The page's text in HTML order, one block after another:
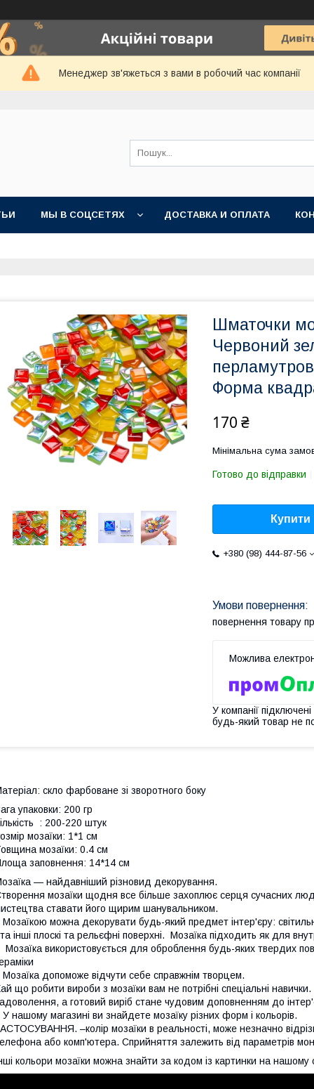
Менеджер зв'яжеться з вами в робочий час компанії
МЫ В СОЦСЕТЯХ ДОСТАВКА И ОПЛАТА
Шматочки
Червоний
Форма
170 ₴
Мінімальна сума
Готово до відправки
Купити
+380 (98) 444-87-56
повернення товару
У компанії
будь-який товар не
скло фарбоване зі зворотного боку
упаковки: 200 гр
: 200-220 штук
мозаїки: 1*1 см
мозаїки: 0.4 см
заповнення: 14*14 см
— найдавніший різновид декорування.
мозаїки щодня все більше захоплює серця сучасних
ставати його щирим шанувальником.
Мозаїкою можна декорувати будь-який предмет інтер'єру:
та інші плоскі та рельєфні поверхні. Мозаїка підходить як для
Мозаїка використовується для оброблення будь-яких твердих
Мозаїка допоможе відчути себе справжнім творцем.
що робити вироби з мозаїки вам не потрібні спеціальні
а готовий виріб стане чудовим доповненням до
У нашому магазині ви знайдете мозаїку різних форм і кольорів.
–колір мозаїки в реальності, може незначно
або комп'ютера. Сприйняття залежить від параметрів
кольори мозаїки можна знайти за кодом із картинки на нашому